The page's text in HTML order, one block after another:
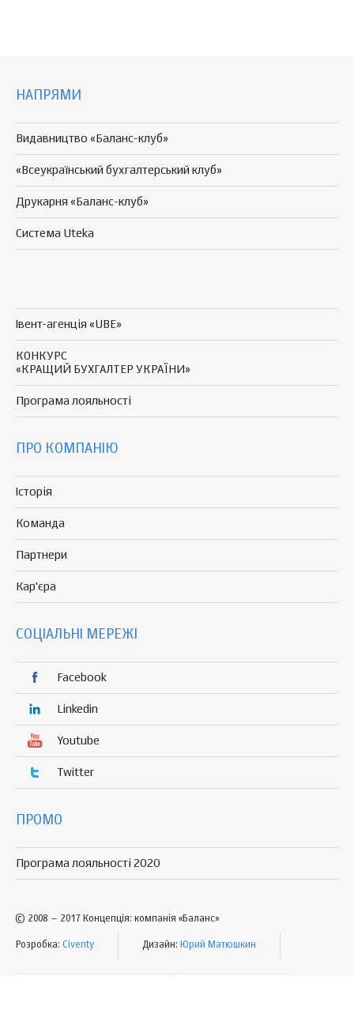
НАПРЯМИ
Видавництво «Баланс-клуб»
«Всеукраїнський бухгалтерський клуб»
Друкарня «Баланс-клуб»
Система Uteka
Івент-агенція «UBE»
КОНКУРС
«КРАЩИЙ БУХГАЛТЕР УКРАЇНИ»
Програма лояльності
ПРО КОМПАНІЮ
Історія
Команда
Партнери
Кар'єра
СОЦІАЛЬНІ МЕРЕЖІ
Facebook
Linkedin
Youtube
Twitter
ПРОМО
Програма лояльності 2020
© 2008 – 2017 Концепція: компанія «Баланс»
Розробка: Civenty Дизайн: Юрий Матюшкин